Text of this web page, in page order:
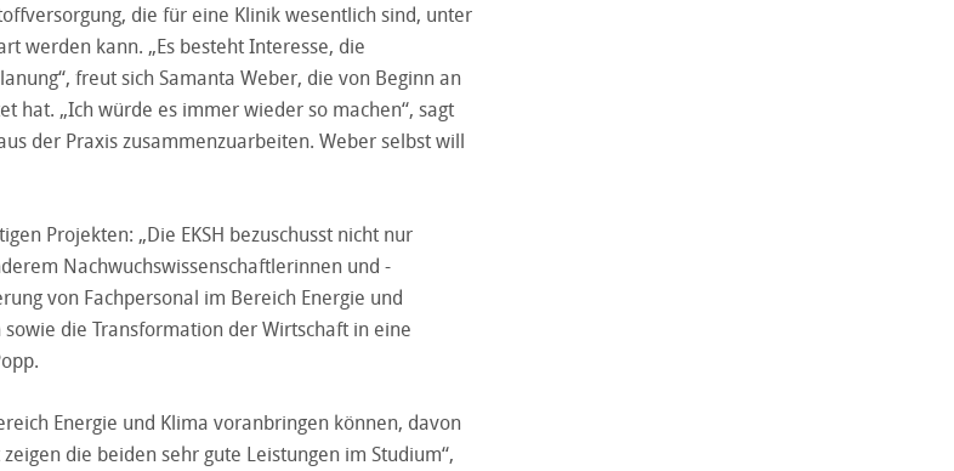
die für eine Klinik wesentlich sind, unter
werden kann. „Es besteht Interesse, die
freut sich Samanta Weber, die von Beginn an
hat. „Ich würde es immer wieder so machen“, sagt
der Praxis zusammenzuarbeiten. Weber selbst will
Projekten: „Die EKSH bezuschusst nicht nur
Nachwuchswissenschaftlerinnen und -
von Fachpersonal im Bereich Energie und
die Transformation der Wirtschaft in eine
Energie und Klima voranbringen können, davon
die beiden sehr gute Leistungen im Studium“,